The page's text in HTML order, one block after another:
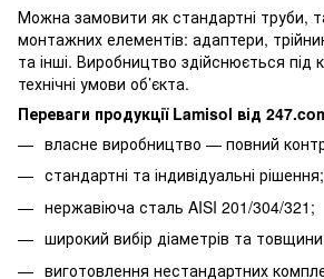
Можна замовити як стандартні труби,
монтажних елементів: адаптери,
та інші. Виробництво здійснюється під
технічні умови об’єкта.
Переваги продукції Lamisol від
власне виробництво — повний
стандартні та індивідуальні рішення;
нержавіюча сталь AISI 201/304/321;
широкий вибір діаметрів та товщини
виготовлення нестандартних